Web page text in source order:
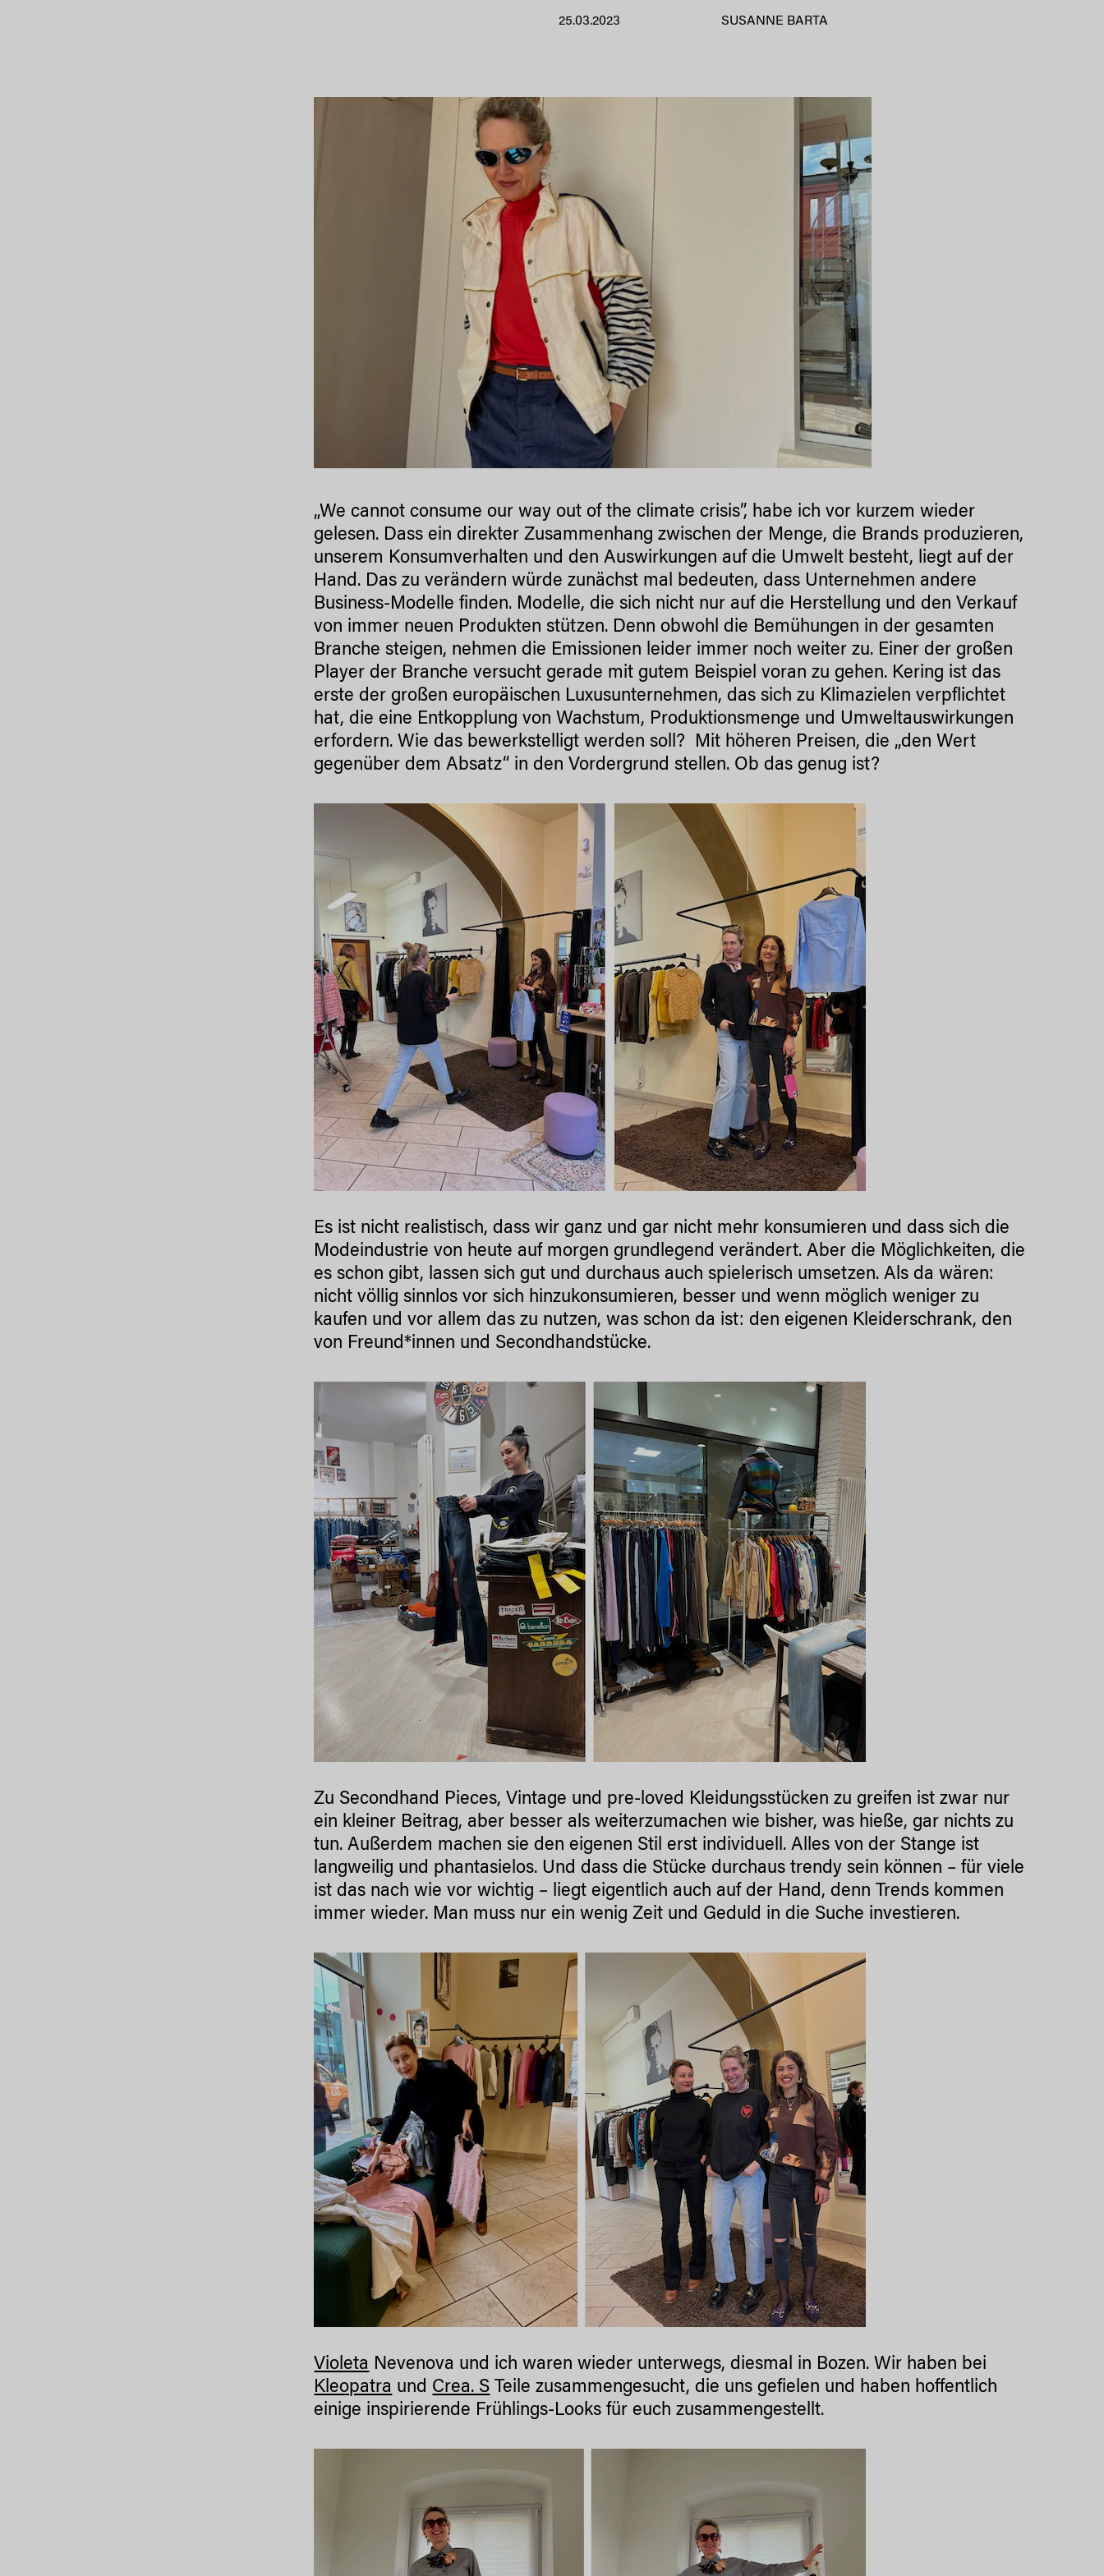
25.03.2023 SUSANNE BARTA
„We cannot consume our way out of the climate crisis”, habe ich vor kurzem wieder
gelesen. Dass ein direkter Zusammenhang zwischen der Menge, die Brands produzieren,
unserem Konsumverhalten und den Auswirkungen auf die Umwelt besteht, liegt auf der
Hand. Das zu verändern würde zunächst mal bedeuten, dass Unternehmen andere
Business-Modelle finden. Modelle, die sich nicht nur auf die Herstellung und den Verkauf
von immer neuen Produkten stützen. Denn obwohl die Bemühungen in der gesamten
Branche steigen, nehmen die Emissionen leider immer noch weiter zu. Einer der großen
Player der Branche versucht gerade mit gutem Beispiel voran zu gehen. Kering ist das
erste der großen europäischen Luxusunternehmen, das sich zu Klimazielen verpflichtet
hat, die eine Entkopplung von Wachstum, Produktionsmenge und Umweltauswirkungen
erfordern. Wie das bewerkstelligt werden soll? Mit höheren Preisen, die „den Wert
gegenüber dem Absatz“ in den Vordergrund stellen. Ob das genug ist?
Es ist nicht realistisch, dass wir ganz und gar nicht mehr konsumieren und dass sich die
Modeindustrie von heute auf morgen grundlegend verändert. Aber die Möglichkeiten, die
es schon gibt, lassen sich gut und durchaus auch spielerisch umsetzen. Als da wären:
nicht völlig sinnlos vor sich hinzukonsumieren, besser und wenn möglich weniger zu
kaufen und vor allem das zu nutzen, was schon da ist: den eigenen Kleiderschrank, den
von Freund*innen und Secondhandstücke.
Zu Secondhand Pieces, Vintage und pre-loved Kleidungsstücken zu greifen ist zwar nur
ein kleiner Beitrag, aber besser als weiterzumachen wie bisher, was hieße, gar nichts zu
tun. Außerdem machen sie den eigenen Stil erst individuell. Alles von der Stange ist
langweilig und phantasielos. Und dass die Stücke durchaus trendy sein können – für viele
ist das nach wie vor wichtig – liegt eigentlich auch auf der Hand, denn Trends kommen
immer wieder. Man muss nur ein wenig Zeit und Geduld in die Suche investieren.
Violeta Nevenova und ich waren wieder unterwegs, diesmal in Bozen. Wir haben bei
Kleopatra und Crea. S Teile zusammengesucht, die uns gefielen und haben hoffentlich
einige inspirierende Frühlings-Looks für euch zusammengestellt.